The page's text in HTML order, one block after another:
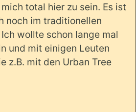
mich total hier zu sein. Es ist
noch im traditionellen
wollte schon lange mal
und mit einigen Leuten
z.B. mit den Urban Tree